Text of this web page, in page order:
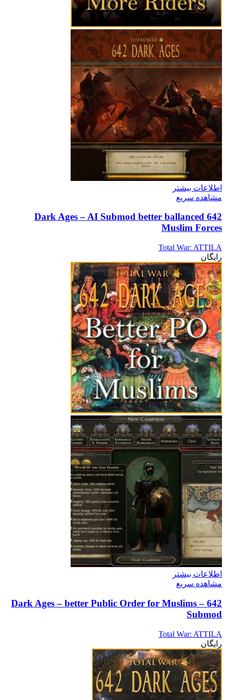
اطلاعات بیشتر
مشاهده سریع
642 Dark Ages – AI Submod better ballanced
Muslim Forces
Total War: ATTILA
رایگان
اطلاعات بیشتر
مشاهده سریع
642 Dark Ages – better Public Order for Muslims –
Submod
Total War: ATTILA
رایگان